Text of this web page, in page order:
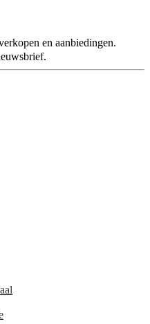
en aanbiedingen.